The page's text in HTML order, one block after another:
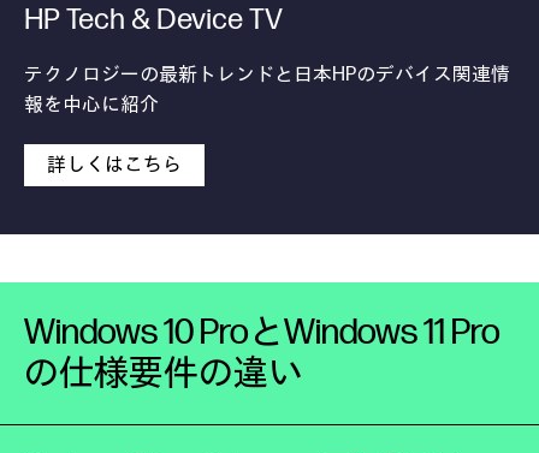
HP Tech & Device TV
テクノロジーの最新トレンドと日本HPのデバイス関連情
報を中心に紹介
詳しくはこちら
Windows 10 ProとWindows 11 Pro
の仕様要件の違い